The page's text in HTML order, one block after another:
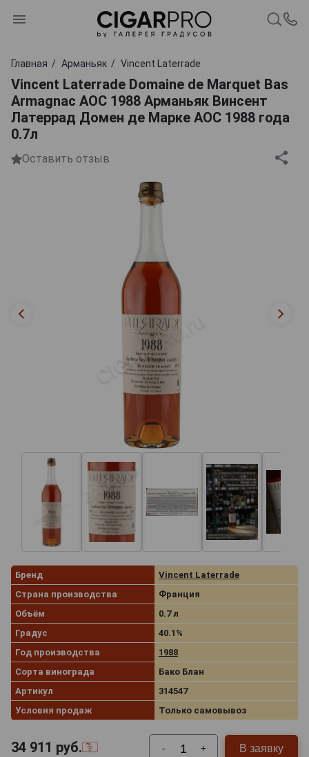
Главная Арманьяк Vincent Laterrade
Vincent Laterrade Domaine de Marquet Bas
Armagnac AOC 1988 Арманьяк Винсент
Латеррад Домен де Марке АОС 1988 года
0.7л
Оставить отзыв
Бренд
Vincent Laterrade
Страна производства
Франция
Объём
0.7 л
Градус
40.1%
Год производства
1988
Сорта винограда
Бако Блан
Артикул
314547
Условия продаж
Только самовывоз
34 911 руб. - + В заявку